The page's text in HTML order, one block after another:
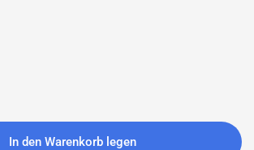
In den Warenkorb legen